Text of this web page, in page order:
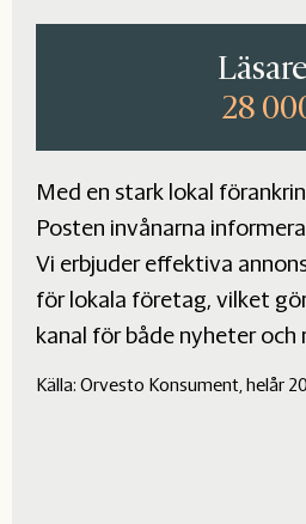
28
Med en stark lokal
Posten invånarna
Vi erbjuder effektiva
för lokala företag, vilket
kanal för både nyheter och
Källa: Orvesto Konsument, helår